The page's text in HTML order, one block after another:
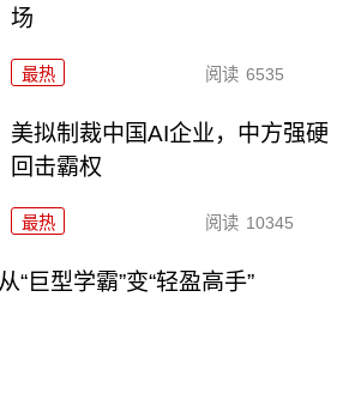
场
最热 阅读 6535
美拟制裁中国AI企业，中方强硬
回击霸权
最热 阅读 10345
“巨型学霸”变“轻盈高手”